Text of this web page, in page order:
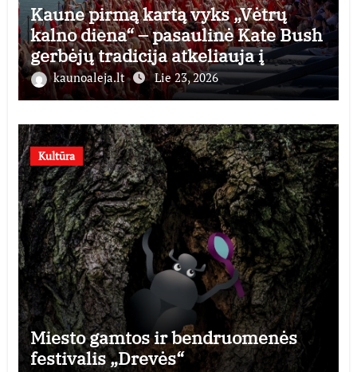
Kaune pirmą kartą vyks „Vėtrų
kalno diena“ – pasaulinė Kate Bush
gerbėjų tradicija atkeliauja į
Lietuvą
kaunoaleja.lt Lie 23, 2026
Kultūra
Miesto gamtos ir bendruomenės
festivalis „Drevės“